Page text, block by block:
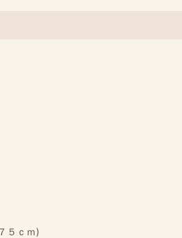
５ｃｍ)